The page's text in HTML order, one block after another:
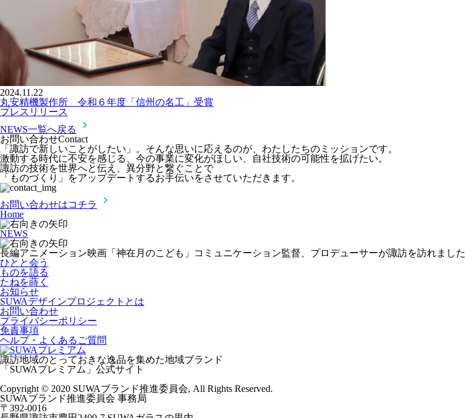
2024.11.22
丸安精機製作所 令和６年度「信州の名工」受賞
プレスリリース
NEWS一覧へ戻る
お問い合わせContact
「諏訪で新しいことがしたい」。そんな思いに応えるのが、わたしたちのミッションです。
激動する時代に不安を感じる、今の事業に変化がほしい、自社技術の可能性を拡げたい。
諏訪の技術を世界へと伝え、異分野と繋ぐことで
「ものづくり」をアップデートするお手伝いをさせていただきます。
お問い合わせはコチラ
Home
NEWS
長編アニメーション映画「神在月のこども」コミュニケーション監督、プロデューサーが諏訪を訪れました
ひとと会う
ものを語る
たねを蒔く
お知らせ
SUWAデザインプロジェクトとは
お問い合わせ
プライバシーポリシー
免責事項
ヘルプ・よくあるご質問
諏訪地域のとっておきな逸品を集めた地域ブランド
「SUWAプレミアム」公式サイト
Copyright © 2020 SUWAブランド推進委員会, All Rights Reserved.
SUWAブランド推進委員会 事務局
〒392-0016